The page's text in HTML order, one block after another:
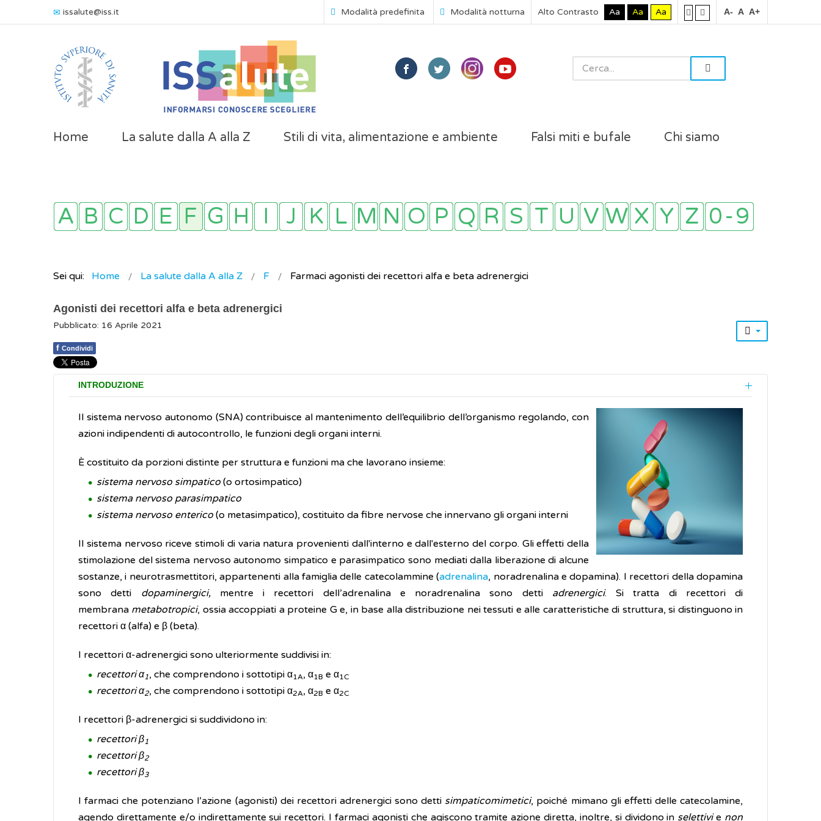
issalute@iss.it Modalità predefinita Modalità notturna Alto Contrasto Aa Aa Aa A- A A+
Home La salute dalla A alla Z Stili di vita, alimentazione e ambiente Falsi miti e bufale Chi siamo
Sei qui: Home La salute dalla A alla Z F Farmaci agonisti dei recettori alfa e beta adrenergici
Agonisti dei recettori alfa e beta adrenergici
Pubblicato: 16 Aprile 2021
f Condividi
INTRODUZIONE
Il sistema nervoso autonomo (SNA) contribuisce al mantenimento dell’equilibrio dell’organismo regolando, con
azioni indipendenti di autocontrollo, le funzioni degli organi interni.
È costituito da porzioni distinte per struttura e funzioni ma che lavorano insieme:
sistema nervoso simpatico(o ortosimpatico)
sistema nervoso parasimpatico
sistema nervoso enterico(o metasimpatico), costituito da fibre nervose che innervano gli organi interni
Il sistema nervoso riceve stimoli di varia natura provenienti dall'interno e dall'esterno del corpo. Gli effetti della
stimolazione del sistema nervoso autonomo simpatico e parasimpatico sono mediati dalla liberazione di alcune
sostanze, i neurotrasmettitori, appartenenti alla famiglia delle catecolammine (adrenalina, noradrenalina e dopamina). I recettori della dopamina
sono detti dopaminergici,mentre i recettori dell’adrenalina e noradrenalina sono detti adrenergici. Si tratta di recettori di
membrana metabotropici, ossia accoppiati a proteine G e, in base alla distribuzione nei tessuti e alle caratteristiche di struttura, si distinguono in
recettori α (alfa) e β (beta).
I recettori α-adrenergici sono ulteriormente suddivisi in:
recettori α1, che comprendono i sottotipi α1A, α1B e α1C
recettori α2, che comprendono i sottotipi α2A, α2B e α2C
I recettori β-adrenergici si suddividono in:
recettori β1
recettori β2
recettori β3
I farmaci che potenziano l’azione (agonisti) dei recettori adrenergici sono detti simpaticomimetici, poiché mimano gli effetti delle catecolamine,
agendo direttamente e/o indirettamente sui recettori. I farmaci agonisti che agiscono tramite azione diretta, inoltre, si dividono in selettivie non